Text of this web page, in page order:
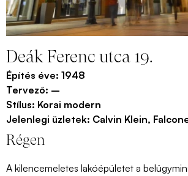
Deák Ferenc utca 19.
Építés éve: 1948
Tervező: –
Stílus: Korai modern
Jelenlegi üzletek: Calvin Klein,
Régen
A kilencemeletes lakóépületet a